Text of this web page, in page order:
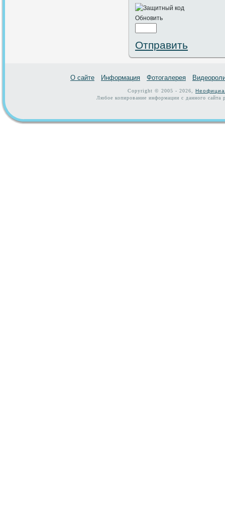
Обновить
Отправить
О сайте Информация Фотогалерея
Copyright © 2005 - 2026,
Любое копирование информации с данного сайта